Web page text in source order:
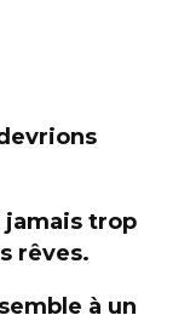
jamais trop
rêves.
à un